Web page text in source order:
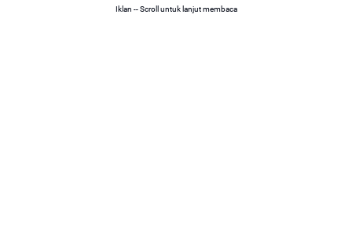
Iklan -- Scroll untuk lanjut membaca